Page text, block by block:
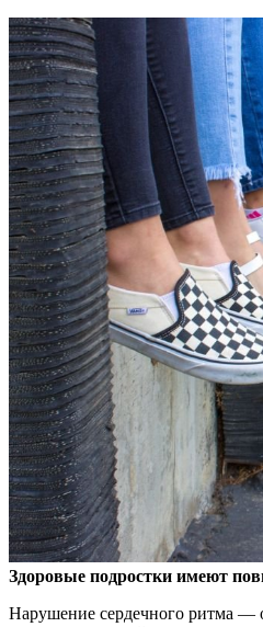
Здоровые подростки имеют
Нарушение сердечного ритма —